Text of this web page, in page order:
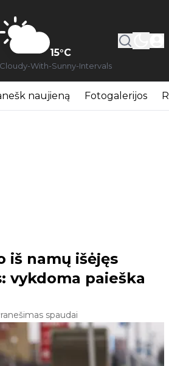
15°C
Cloudy-With-Sunny-Intervals
naujieną Fotogalerijos
iš namų išėjęs
vykdoma paieška
spaudai